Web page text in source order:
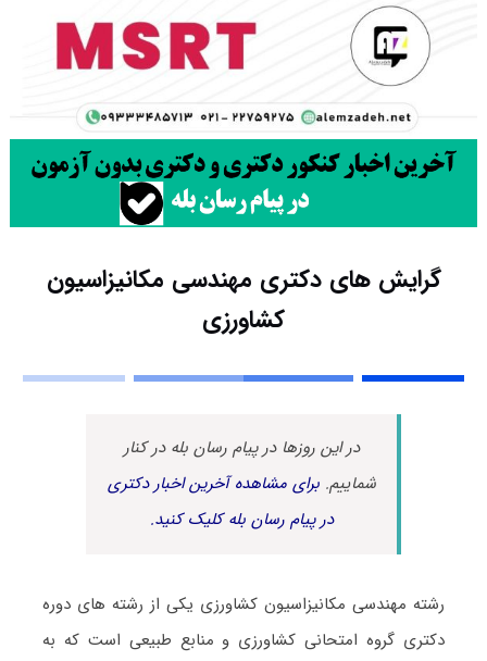
گرایش های دکتری مهندسی مکانیزاسیون
کشاورزی
در این روزها در پیام رسان بله در کنار
شماییم.برای مشاهده آخرین اخبار دکتری
در پیام رسان بله کلیک کنید.
رشته مهندسی مکانیزاسیون کشاورزی یکی از رشته های دوره
دکتری گروه امتحانی کشاورزی و منابع طبیعی است که به